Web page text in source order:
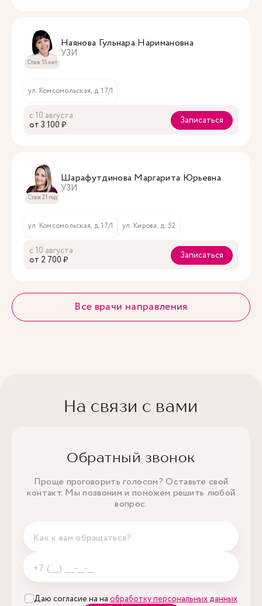
Стаж 15 лет
Наянова Гульнара Наримановна
УЗИ
ул. Комсомольская, д. 17/1
с 10 августа
oт 3 100 ₽
Записаться
Стаж 21 год
Шарафутдинова Маргарита Юрьевна
УЗИ
ул. Комсомольская, д. 17/1 ул. Кирова, д. 52
с 10 августа
oт 2 700 ₽
Записаться
Все врачи направления
На связи с вами
Обратный звонок
Проще проговорить голосом? Оставьте свой
контакт. Мы позвоним и поможем решить любой
вопрос.
Даю согласие на на обработку персональных данных